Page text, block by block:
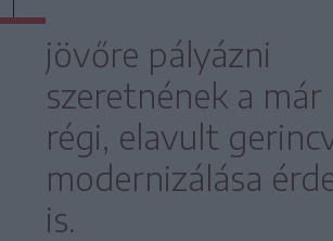
jövőre pályázni
szeretnének a
régi, elavult
modernizálása
is.